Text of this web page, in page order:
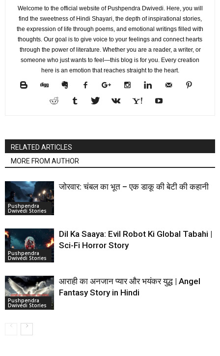
Welcome to the official website of Pushpendra Dwivedi. Here, you will
find the sweetness of Hindi Shayari, the depth of inspirational stories,
the expression of life through poems, and emotional writings filled with
thoughts. Our goal is to give voice to your feelings and connect hearts
through the power of literature. Whether you are a reader, a writer, or
someone who just wants to feel—this blog is for you. Every creation
here is an emotion that reaches straight to the heart.
RELATED ARTICLES
MORE FROM AUTHOR
Pushpendra
Dwivedi Stories
जोरवार: चंबल का भूत – एक डाकू की बेटी की कहानी
Pushpendra
Dwivedi Stories
Dil Ka Saaya: Evil Robot Ki Global Tabahi |
Sci-Fi Horror Story
Pushpendra
Dwivedi Stories
आराही का अनजान प्यार और भयंकर युद्ध | Angel
Fantasy Story in Hindi